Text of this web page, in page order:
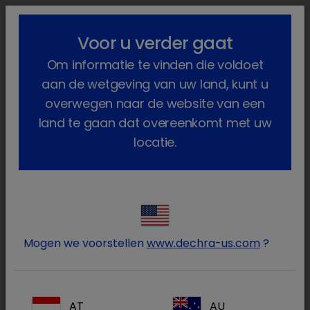
lock_outline search menu
Gezelschapsdieren
Geneesmiddelen
Hond
Hond
(103 Producten)
Log in op uw Dechra
Voor u verder gaat
Om informatie te vinden die voldoet
aan de wetgeving van uw land, kunt u
overwegen naar de website van een
land te gaan dat overeenkomt met uw
locatie.
Mogen we voorstellen www.dechra-us.com ?
AT AU